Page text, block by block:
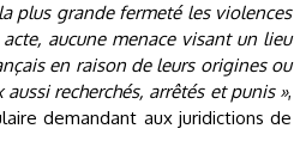
plus grande fermeté les violences
aucune menace visant un lieu
en raison de leurs origines ou
recherchés, arrêtés et punis »,
demandant aux juridictions de